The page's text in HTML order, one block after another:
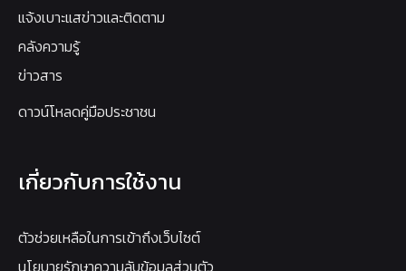
แจ้งเบาะแสข่าวและติดตาม
คลังความรู้
ข่าวสาร
ดาวน์โหลดคู่มือประชาชน
เกี่ยวกับการใช้งาน
ตัวช่วยเหลือในการเข้าถึงเว็บไซต์
นโยบายรักษาความลับข้อมูลส่วนตัว